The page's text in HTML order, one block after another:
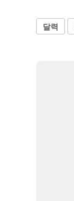
달력